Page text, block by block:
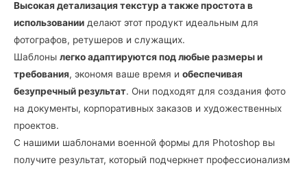
Высокая детализация текстур а также простота в
использовании делают этот продукт идеальным для
фотографов, ретушеров и служащих.
Шаблоны легко адаптируются под любые размеры и
требования, экономя ваше время и обеспечивая
безупречный результат. Они подходят для создания фото
на документы, корпоративных заказов и художественных
проектов.
С нашими шаблонами военной формы для Photoshop вы
получите результат, который подчеркнет профессионализм